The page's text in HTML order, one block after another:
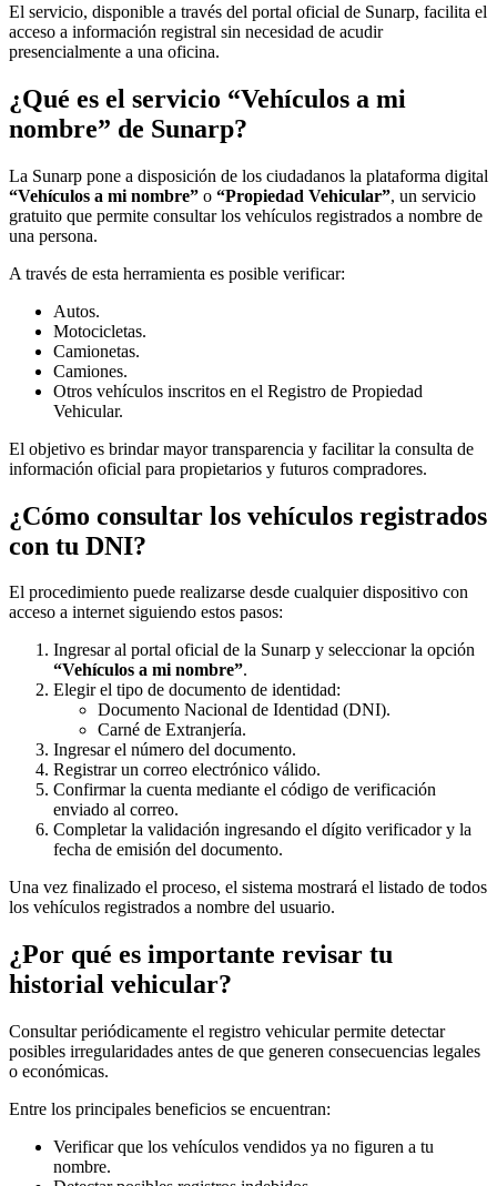
El servicio, disponible a través del portal oficial de Sunarp, facilita el
acceso a información registral sin necesidad de acudir
presencialmente a una oficina.
¿Qué es el servicio “Vehículos a mi
nombre” de Sunarp?
La Sunarp pone a disposición de los ciudadanos la plataforma digital
“Vehículos a mi nombre” o “Propiedad Vehicular”, un servicio
gratuito que permite consultar los vehículos registrados a nombre de
una persona.
A través de esta herramienta es posible verificar:
Autos.
Motocicletas.
Camionetas.
Camiones.
Otros vehículos inscritos en el Registro de Propiedad
Vehicular.
El objetivo es brindar mayor transparencia y facilitar la consulta de
información oficial para propietarios y futuros compradores.
¿Cómo consultar los vehículos registrados
con tu DNI?
El procedimiento puede realizarse desde cualquier dispositivo con
acceso a internet siguiendo estos pasos:
Ingresar al portal oficial de la Sunarp y seleccionar la opción
“Vehículos a mi nombre”.
Elegir el tipo de documento de identidad:
Documento Nacional de Identidad (DNI).
Carné de Extranjería.
Ingresar el número del documento.
Registrar un correo electrónico válido.
Confirmar la cuenta mediante el código de verificación
enviado al correo.
Completar la validación ingresando el dígito verificador y la
fecha de emisión del documento.
Una vez finalizado el proceso, el sistema mostrará el listado de todos
los vehículos registrados a nombre del usuario.
¿Por qué es importante revisar tu
historial vehicular?
Consultar periódicamente el registro vehicular permite detectar
posibles irregularidades antes de que generen consecuencias legales
o económicas.
Entre los principales beneficios se encuentran:
Verificar que los vehículos vendidos ya no figuren a tu
nombre.